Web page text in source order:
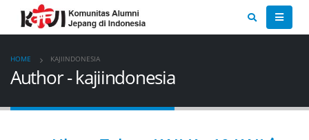
HOME KAJIINDONESIA
Author - kajiindonesia